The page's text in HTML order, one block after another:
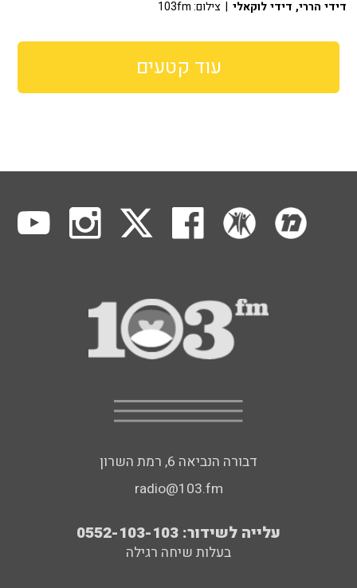
דידי הררי, דידי לוקאלי | צילום: 103fm
עוד קטעים
דבורה הנביאה 6, רמת השרון
radio@103.fm
עלייה לשידור: 0552-103-103
בעלות שיחה רגילה